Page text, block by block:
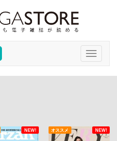
Toggle
NEW! NEW!
オススメ